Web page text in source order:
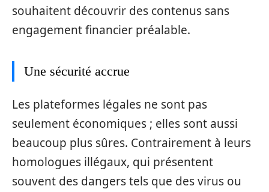
souhaitent découvrir des contenus sans
engagement financier préalable.
Une sécurité accrue
Les plateformes légales ne sont pas
seulement économiques ; elles sont aussi
beaucoup plus sûres. Contrairement à leurs
homologues illégaux, qui présentent
souvent des dangers tels que des virus ou